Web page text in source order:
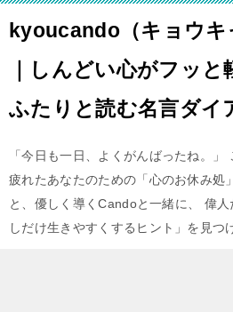
kyoucando（キョウキ
｜しんどい心がフッと
ふたりと読む名言ダイ
「今日も一日、よくがんばったね。」
疲れたあなたのための「心のお休み処
と、優しく導くCandoと一緒に、 偉
しだけ生きやすくするヒント」を見つ